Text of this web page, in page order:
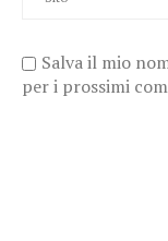
Salva il mio
per i prossimi